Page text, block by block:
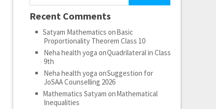
Recent Comments
Satyam Mathematics onBasic
Proportionality Theorem Class 10
Neha health yoga onQuadrilateral in Class
9th
Neha health yoga onSuggestion for
JoSAA Counselling 2026
Mathematics Satyam onMathematical
Inequalities